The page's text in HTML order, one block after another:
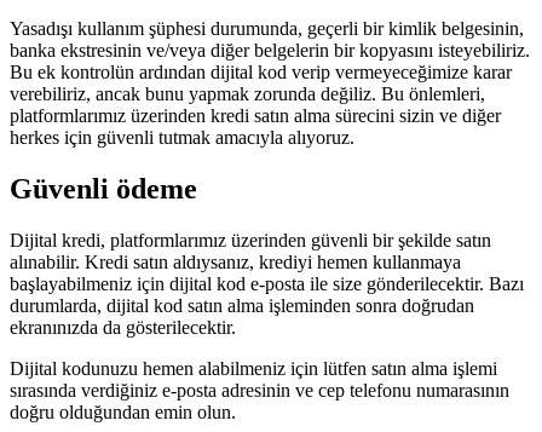
Yasadışı kullanım şüphesi durumunda, geçerli bir kimlik belgesinin,
banka ekstresinin ve/veya diğer belgelerin bir kopyasını isteyebiliriz.
Bu ek kontrolün ardından dijital kod verip vermeyeceğimize karar
verebiliriz, ancak bunu yapmak zorunda değiliz. Bu önlemleri,
platformlarımız üzerinden kredi satın alma sürecini sizin ve diğer
herkes için güvenli tutmak amacıyla alıyoruz.
Güvenli ödeme
Dijital kredi, platformlarımız üzerinden güvenli bir şekilde satın
alınabilir. Kredi satın aldıysanız, krediyi hemen kullanmaya
başlayabilmeniz için dijital kod e-posta ile size gönderilecektir. Bazı
durumlarda, dijital kod satın alma işleminden sonra doğrudan
ekranınızda da gösterilecektir.
Dijital kodunuzu hemen alabilmeniz için lütfen satın alma işlemi
sırasında verdiğiniz e-posta adresinin ve cep telefonu numarasının
doğru olduğundan emin olun.